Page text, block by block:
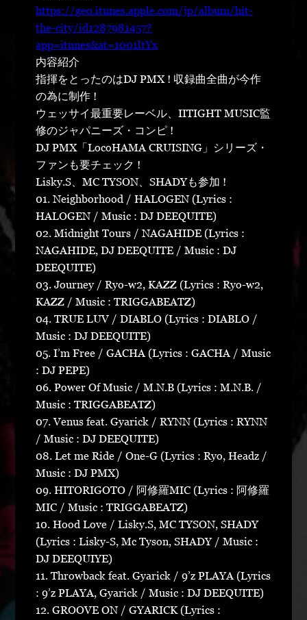
https://geo.itunes.apple.com/jp/album/hit-
the-city/id1287981457?
app=itunes&at=1001ltYx
内容紹介
指揮をとったのはDJ PMX ! 収録曲全曲が今作
の為に制作 !
ウェッサイ最重要レーベル、IITIGHT MUSIC監
修のジャパニーズ・コンピ !
DJ PMX「LocoHAMA CRUISING」シリーズ・
ファンも要チェック !
Lisky.S、MC TYSON、SHADYも参加 !
01. Neighborhood / HALOGEN (Lyrics :
HALOGEN / Music : DJ DEEQUITE)
02. Midnight Tours / NAGAHIDE (Lyrics :
NAGAHIDE, DJ DEEQUITE / Music : DJ
DEEQUITE)
03. Journey / Ryo-w2, KAZZ (Lyrics : Ryo-w2,
KAZZ / Music : TRIGGABEATZ)
04. TRUE LUV / DIABLO (Lyrics : DIABLO /
Music : DJ DEEQUITE)
05. I’m Free / GACHA (Lyrics : GACHA / Music
: DJ PEPE)
06. Power Of Music / M.N.B (Lyrics : M.N.B. /
Music : TRIGGABEATZ)
07. Venus feat. Gyarick / RYNN (Lyrics : RYNN
/ Music : DJ DEEQUITE)
08. Let me Ride / One-G (Lyrics : Ryo, Headz /
Music : DJ PMX)
09. HITORIGOTO / 阿修羅MIC (Lyrics : 阿修羅
MIC / Music : TRIGGABEATZ)
10. Hood Love / Lisky.S, MC TYSON, SHADY
(Lyrics : Lisky-S, Mc Tyson, SHADY / Music :
DJ DEEQUIYE)
11. Throwback feat. Gyarick / 9’z PLAYA (Lyrics
: 9’z PLAYA, Gyarick / Music : DJ DEEQUITE)
12. GROOVE ON / GYARICK (Lyrics :